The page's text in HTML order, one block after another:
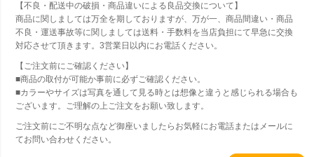
【不良・配送中の破損・商品違いによる良品交換について】
商品に関しましては万全を期しておりますが、万が一、商品間違い・商品
不良・運送事故等に関しましては送料・手数料を当店負担にて早急に交換
対応させて頂きます。3営業日以内にお電話ください。
【ご注文前にご確認ください】
■商品の取付が可能か事前に必ずご確認ください。
■カラーやサイズは写真を通して見る時とは想像と違うと感じられる場合も
ございます。ご理解の上ご注文をお願い致します。
ご注文前にご不明な点など御座いましたらお気軽にお電話またはメールに
てお問い合わせください。